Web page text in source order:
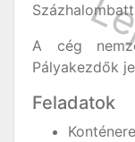
A cég
Pályakezdők
Feladatok